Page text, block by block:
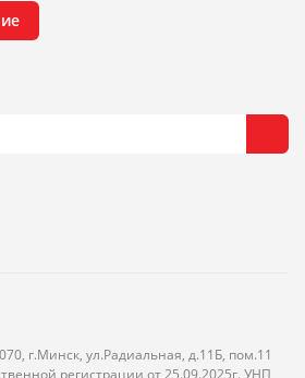
г.Минск, ул.Радиальная, д.11Б, пом.11
регистрации от 25.09.2025г. УНП